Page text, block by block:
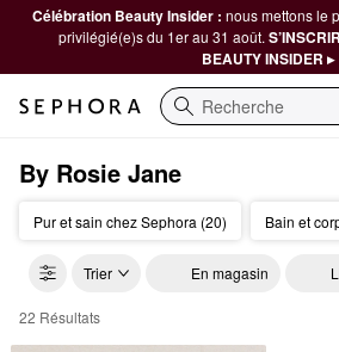
Célébration Beauty Insider : nous mettons le
privilégié(e)s du 1er au 31 août.
BEAUTY INSIDER ▸
Recherche
By Rosie Jane
Pur et sain chez Sephora (20) Bain et
Trier En magasin
by Rosie Jane
22 Résultats